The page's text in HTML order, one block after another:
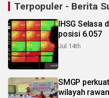
Terpopuler - Berita
IHSG Selasa
posisi 6.057
Jul 14th
SMGP
wilayah